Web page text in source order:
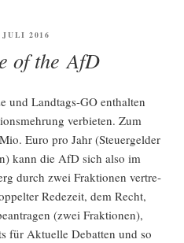
2016
of the AfD
und Land­tags-GO ent­hal­ten
ver­bie­ten. Zum
Euro pro Jahr (Steu­er­gel­der
kann die AfD sich also im
durch zwei Frak­tio­nen ver­tre­
Rede­zeit, dem Recht,
(zwei Frak­tio­nen),
für Aktu­el­le Debat­ten und so